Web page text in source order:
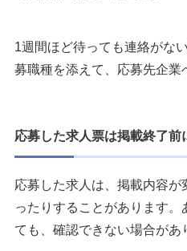
1週間ほど待っても連絡がな
募職種を添えて、応募先企業
応募した求人票は掲載終了前
応募した求人は、掲載内容
ったりすることがあります
ても、確認できない場合があ